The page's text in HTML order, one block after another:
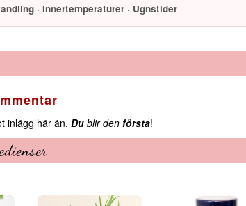
· Innertemperaturer · Ugnstider
inlägg här än. Du blir den första!